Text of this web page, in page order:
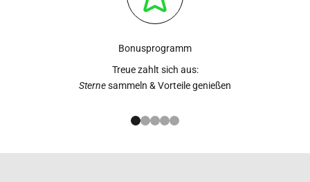
Bonusprogramm
Treue zahlt sich aus:
Sternesammeln & Vorteile genießen
Gehe zu Element 1
Gehe zu Element 2
Gehe zu Element 3
Gehe zu Element 4
Gehe zu Element 5